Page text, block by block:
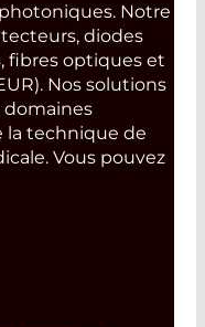
Notre
diodes
fibres optiques et
Nos solutions
domaines
la technique de
Vous pouvez